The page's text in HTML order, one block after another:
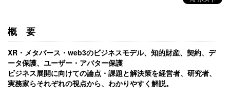
概要
XR・メタバース・web3のビジネスモデル、知的財産、契約、デ
ータ保護、ユーザー・アバター保護
ビジネス展開に向けての論点・課題と解決策を経営者、研究者、
実務家らそれぞれの視点から、わかりやすく解説。